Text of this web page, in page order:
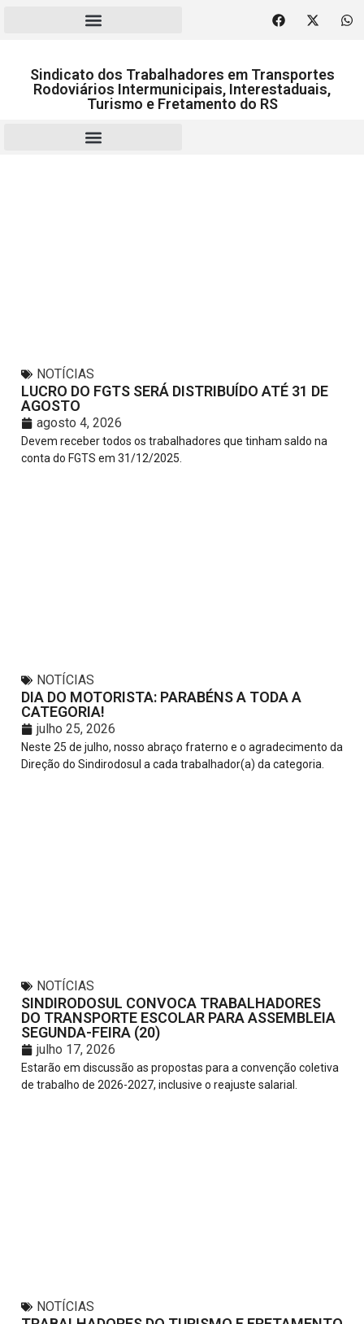
Sindicato dos Trabalhadores em Transportes
Rodoviários Intermunicipais, Interestaduais,
Turismo e Fretamento do RS
NOTÍCIAS
LUCRO DO FGTS SERÁ DISTRIBUÍDO ATÉ 31 DE
AGOSTO
agosto 4, 2026
Devem receber todos os trabalhadores que tinham saldo na
conta do FGTS em 31/12/2025.
NOTÍCIAS
DIA DO MOTORISTA: PARABÉNS A TODA A
CATEGORIA!
julho 25, 2026
Neste 25 de julho, nosso abraço fraterno e o agradecimento da
Direção do Sindirodosul a cada trabalhador(a) da categoria.
NOTÍCIAS
SINDIRODOSUL CONVOCA TRABALHADORES
DO TRANSPORTE ESCOLAR PARA ASSEMBLEIA
SEGUNDA-FEIRA (20)
julho 17, 2026
Estarão em discussão as propostas para a convenção coletiva
de trabalho de 2026-2027, inclusive o reajuste salarial.
NOTÍCIAS